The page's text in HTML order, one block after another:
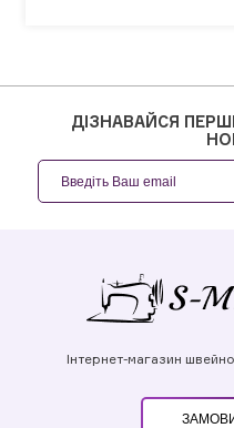
ДІЗНАВАЙСЯ
Інтернет-магазин